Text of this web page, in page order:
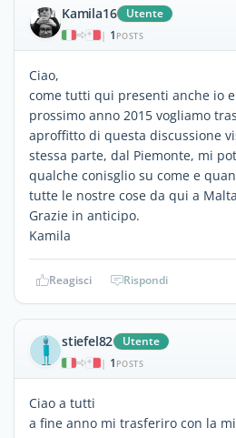
Kamila16 Utente
| 1 POSTS
Ciao,
come tutti qui presenti anche io
prossimo anno 2015 vogliamo
aproffitto di questa discussione
stessa parte, dal Piemonte, mi
qualche conisglio su come e
tutte le nostre cose da qui a
Grazie in anticipo.
Kamila
Reagisci Rispondi
stiefel82 Utente
| 1 POSTS
Ciao a tutti
a fine anno mi trasferiro con la